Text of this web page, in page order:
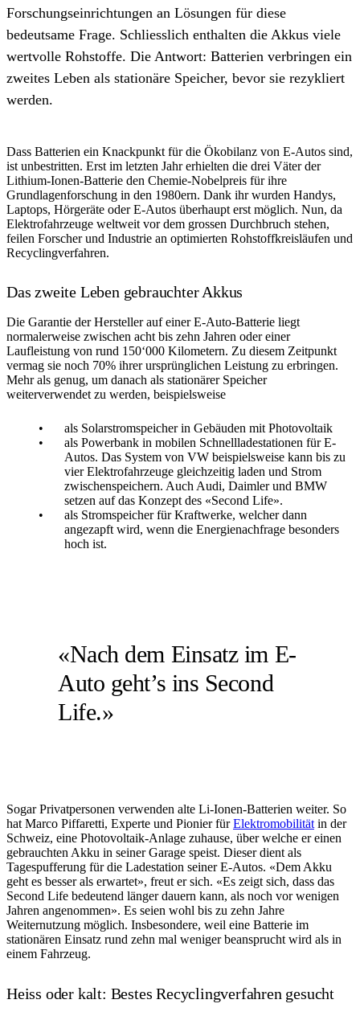
Forschungseinrichtungen an Lösungen für diese
bedeutsame Frage. Schliesslich enthalten die Akkus viele
wertvolle Rohstoffe. Die Antwort: Batterien verbringen ein
zweites Leben als stationäre Speicher, bevor sie rezykliert
werden.
Dass Batterien ein Knackpunkt für die Ökobilanz von E-Autos sind,
ist unbestritten. Erst im letzten Jahr erhielten die drei Väter der
Lithium-Ionen-Batterie den Chemie-Nobelpreis für ihre
Grundlagenforschung in den 1980ern. Dank ihr wurden Handys,
Laptops, Hörgeräte oder E-Autos überhaupt erst möglich. Nun, da
Elektrofahrzeuge weltweit vor dem grossen Durchbruch stehen,
feilen Forscher und Industrie an optimierten Rohstoffkreisläufen und
Recyclingverfahren.
Das zweite Leben gebrauchter Akkus
Die Garantie der Hersteller auf einer E-Auto-Batterie liegt
normalerweise zwischen acht bis zehn Jahren oder einer
Laufleistung von rund 150‘000 Kilometern. Zu diesem Zeitpunkt
vermag sie noch 70% ihrer ursprünglichen Leistung zu erbringen.
Mehr als genug, um danach als stationärer Speicher
weiterverwendet zu werden, beispielsweise
als Solarstromspeicher in Gebäuden mit Photovoltaik
als Powerbank in mobilen Schnellladestationen für E-
Autos. Das System von VW beispielsweise kann bis zu
vier Elektrofahrzeuge gleichzeitig laden und Strom
zwischenspeichern. Auch Audi, Daimler und BMW
setzen auf das Konzept des «Second Life».
als Stromspeicher für Kraftwerke, welcher dann
angezapft wird, wenn die Energienachfrage besonders
hoch ist.
«Nach dem Einsatz im E-
Auto geht’s ins Second
Life.»
Sogar Privatpersonen verwenden alte Li-Ionen-Batterien weiter. So
hat Marco Piffaretti, Experte und Pionier fürElektromobilitätin der
Schweiz, eine Photovoltaik-Anlage zuhause, über welche er einen
gebrauchten Akku in seiner Garage speist. Dieser dient als
Tagespufferung für die Ladestation seiner E-Autos. «Dem Akku
geht es besser als erwartet», freut er sich. «Es zeigt sich, dass das
Second Life bedeutend länger dauern kann, als noch vor wenigen
Jahren angenommen». Es seien wohl bis zu zehn Jahre
Weiternutzung möglich. Insbesondere, weil eine Batterie im
stationären Einsatz rund zehn mal weniger beansprucht wird als in
einem Fahrzeug.
Heiss oder kalt: Bestes Recyclingverfahren gesucht